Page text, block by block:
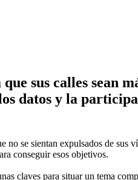
sus calles sean
datos y la
no se sientan expulsados de sus
conseguir esos objetivos.
claves para situar un tema